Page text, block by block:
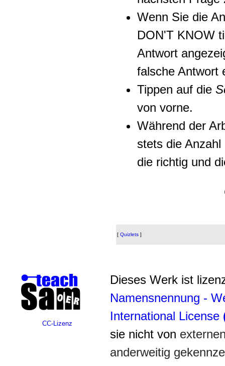
Wenn Sie die
DON'T KNOW
Antwort
falsche Antwort
Tippen auf die
von vorne.
Während der
stets die
die richtig und
[ Quizlets ]
CC-Lizenz
Dieses Werk ist
Namensnennung -
International License
sie nicht von
anderweitig